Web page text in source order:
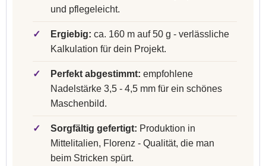
und pflegeleicht.
✓ Ergiebig: ca. 160 m auf 50 g - verlässliche
Kalkulation für dein Projekt.
✓ Perfekt abgestimmt: empfohlene
Nadelstärke 3,5 - 4,5 mm für ein schönes
Maschenbild.
✓ Sorgfältig gefertigt: Produktion in
Mittelitalien, Florenz - Qualität, die man
beim Stricken spürt.